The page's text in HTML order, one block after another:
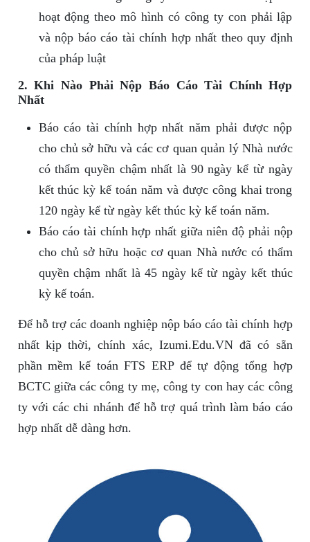
hoạt động theo mô hình có công ty con phải lập
và nộp báo cáo tài chính hợp nhất theo quy định
của pháp luật
2. Khi Nào Phải Nộp Báo Cáo Tài Chính Hợp
Nhất
Báo cáo tài chính hợp nhất năm phải được nộp
cho chủ sở hữu và các cơ quan quản lý Nhà nước
có thẩm quyền chậm nhất là 90 ngày kể từ ngày
kết thúc kỳ kế toán năm và được công khai trong
120 ngày kể từ ngày kết thúc kỳ kế toán năm.
Báo cáo tài chính hợp nhất giữa niên độ phải nộp
cho chủ sở hữu hoặc cơ quan Nhà nước có thẩm
quyền chậm nhất là 45 ngày kể từ ngày kết thúc
kỳ kế toán.
Để hỗ trợ các doanh nghiệp nộp báo cáo tài chính hợp
nhất kịp thời, chính xác, Izumi.Edu.VN đã có sẵn
phần mềm kế toán FTS ERP để tự động tổng hợp
BCTC giữa các công ty mẹ, công ty con hay các công
ty với các chi nhánh để hỗ trợ quá trình làm báo cáo
hợp nhất dễ dàng hơn.